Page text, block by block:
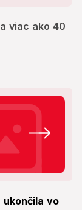
viac ako 40
ukončila vo